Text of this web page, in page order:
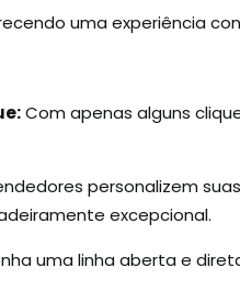
uma experiência
Com apenas alguns
personalizem
excepcional.
uma linha aberta e